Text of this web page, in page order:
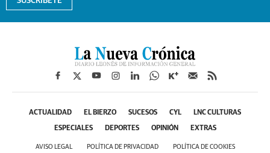
ACTUALIDAD EL BIERZO SUCESOS CYL LNC CULTURAS
ESPECIALES DEPORTES OPINIÓN EXTRAS
AVISO LEGAL POLÍTICA DE PRIVACIDAD POLÍTICA DE COOKIES